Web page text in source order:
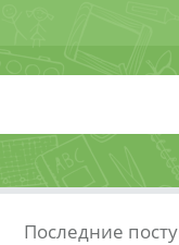
Последние